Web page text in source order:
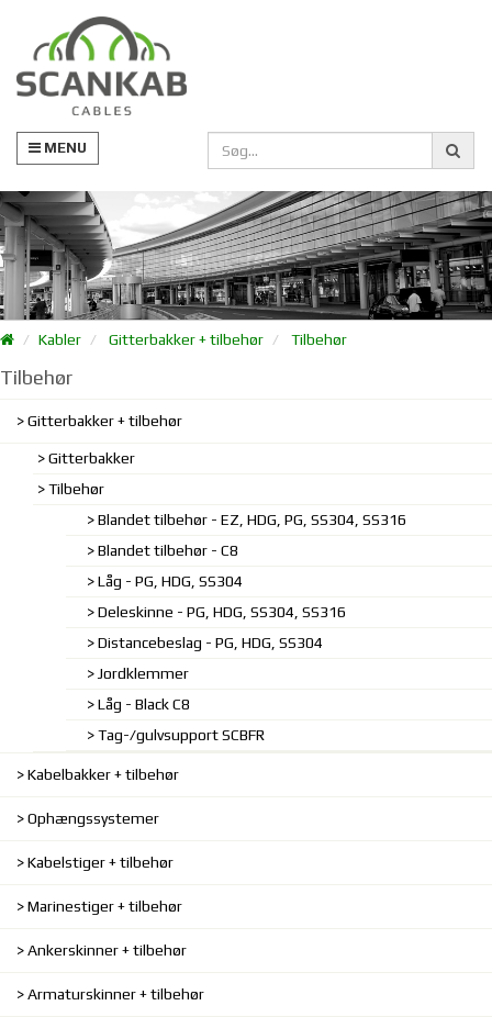
MENU
Kabler Gitterbakker + tilbehør Tilbehør
Tilbehør
Gitterbakker + tilbehør
Gitterbakker
Tilbehør
Blandet tilbehør - EZ, HDG, PG, SS304, SS316
Blandet tilbehør - C8
Låg - PG, HDG, SS304
Deleskinne - PG, HDG, SS304, SS316
Distancebeslag - PG, HDG, SS304
Jordklemmer
Låg - Black C8
Tag-/gulvsupport SCBFR
Kabelbakker + tilbehør
Ophængssystemer
Kabelstiger + tilbehør
Marinestiger + tilbehør
Ankerskinner + tilbehør
Armaturskinner + tilbehør